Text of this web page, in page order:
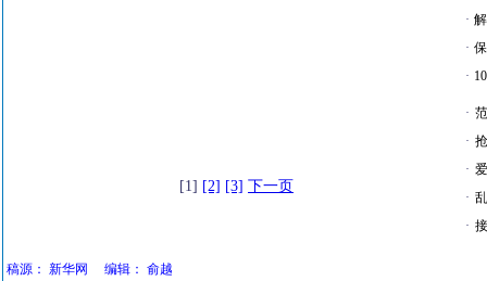
[1] [2] [3] 下一页
·
·
·
·
·
·
·
·
稿源： 新华网 编辑： 俞越